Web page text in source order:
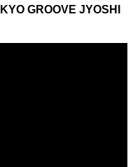
GROOVE JYOSHI